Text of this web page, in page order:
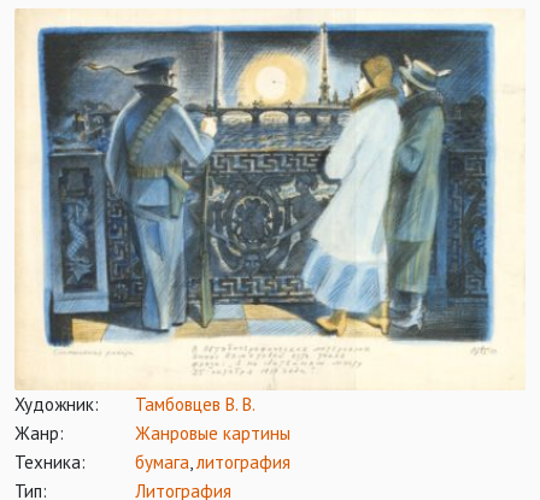
Художник:
Тамбовцев В. В.
Жанр:
Жанровые картины
Техника:
бумага,литография
Тип:
Литография